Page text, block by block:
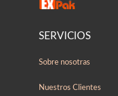
SERVICIOS
Sobre nosotras
Nuestros Clientes